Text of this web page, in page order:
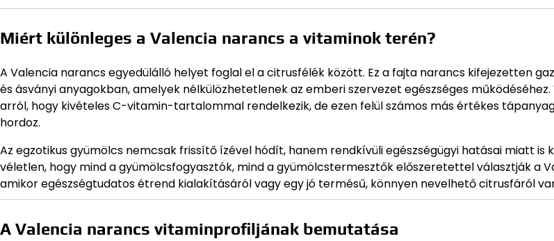
Miért különleges a Valencia narancs a vitaminok terén?
A Valencia narancs egyedülálló helyet foglal el a citrusfélék között. Ez a fajta narancs kifejezetten
és ásványi anyagokban, amelyek nélkülözhetetlenek az emberi szervezet egészséges
arról, hogy kivételes C-vitamin-tartalommal rendelkezik, de ezen felül számos más értékes
hordoz.
Az egzotikus gyümölcs nemcsak frissítő ízével hódít, hanem rendkívüli egészségügyi hatásai miatt is
véletlen, hogy mind a gyümölcsfogyasztók, mind a gyümölcstermesztők előszeretettel választják a
amikor egészségtudatos étrend kialakításáról vagy egy jó termésű, könnyen nevelhető citrusfáról
A Valencia narancs vitaminprofiljának bemutatása